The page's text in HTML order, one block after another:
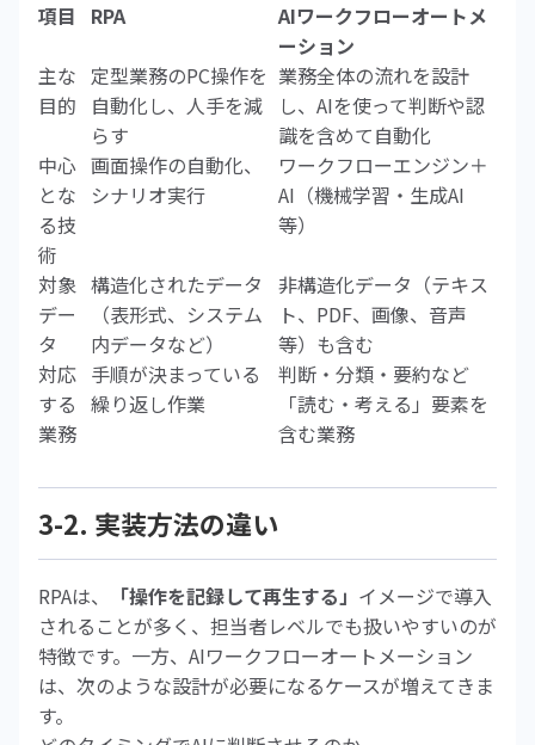
項目 RPA
AIワークフローオートメ
ーション
主な
目的
定型業務のPC操作を
自動化し、人手を減
らす
業務全体の流れを設計
し、AIを使って判断や認
識を含めて自動化
中心
とな
る技
術
画面操作の自動化、
シナリオ実行
ワークフローエンジン＋
AI（機械学習・生成AI
等）
対象
デー
タ
構造化されたデータ
（表形式、システム
内データなど）
非構造化データ（テキス
ト、PDF、画像、音声
等）も含む
対応
する
業務
手順が決まっている
繰り返し作業
判断・分類・要約など
「読む・考える」要素を
含む業務
3-2. 実装方法の違い
RPAは、 「操作を記録して再生する」 イメージで導入
されることが多く、担当者レベルでも扱いやすいのが
特徴です。一方、AIワークフローオートメーション
は、次のような設計が必要になるケースが増えてきま
す。